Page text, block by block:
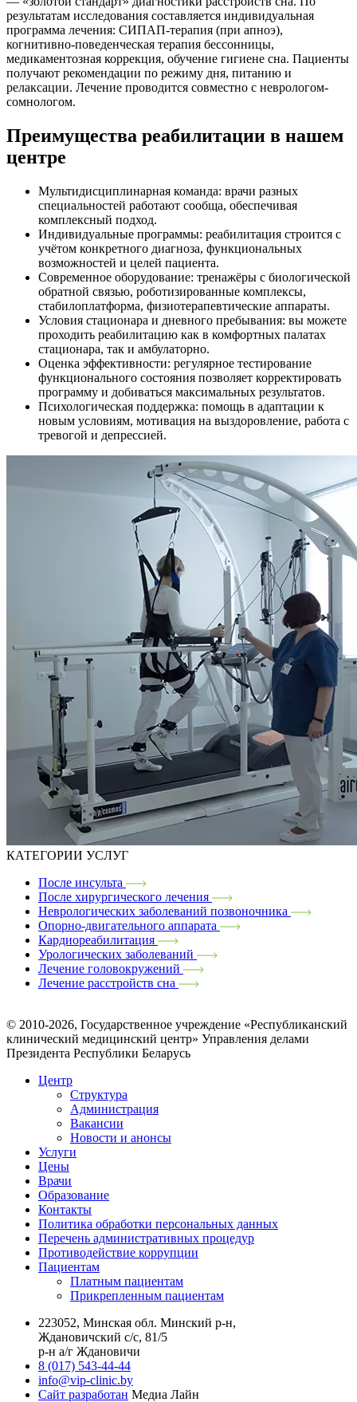
результатам исследования составляется индивидуальная
программа лечения: СИПАП-терапия (при апноэ),
когнитивно-поведенческая терапия бессонницы,
медикаментозная коррекция, обучение гигиене сна. Пациенты
получают рекомендации по режиму дня, питанию и
релаксации. Лечение проводится совместно с неврологом-
сомнологом.
Преимущества реабилитации в нашем
центре
Мультидисциплинарная команда: врачи разных
специальностей работают сообща, обеспечивая
комплексный подход.
Индивидуальные программы: реабилитация строится с
учётом конкретного диагноза, функциональных
возможностей и целей пациента.
Современное оборудование: тренажёры с биологической
обратной связью, роботизированные комплексы,
стабилоплатформа, физиотерапевтические аппараты.
Условия стационара и дневного пребывания: вы можете
проходить реабилитацию как в комфортных палатах
стационара, так и амбулаторно.
Оценка эффективности: регулярное тестирование
функционального состояния позволяет корректировать
программу и добиваться максимальных результатов.
Психологическая поддержка: помощь в адаптации к
новым условиям, мотивация на выздоровление, работа с
тревогой и депрессией.
КАТЕГОРИИ УСЛУГ
После инсульта
После хирургического лечения
Неврологических заболеваний позвоночника
Опорно-двигательного аппарата
Кардиореабилитация
Урологических заболеваний
Лечение головокружений
Лечение расстройств сна
© 2010-2026, Государственное учреждение «Республиканский
клинический медицинский центр» Управления делами
Президента Республики Беларусь
Центр
Структура
Администрация
Вакансии
Новости и анонсы
Услуги
Цены
Врачи
Образование
Контакты
Политика обработки персональных данных
Перечень административных процедур
Противодействие коррупции
Пациентам
Платным пациентам
Прикрепленным пациентам
223052, Минская обл. Минский р-н,
Ждановичский с/с, 81/5
р-н а/г Ждановичи
8 (017) 543-44-44
info@vip-clinic.by
Сайт разработан Медиа Лайн